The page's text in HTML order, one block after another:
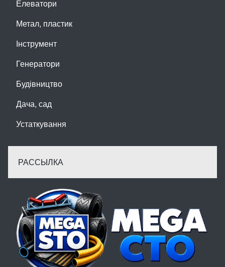
Елеватори
Метал, пластик
Інструмент
Генератори
Будівництво
Дача, сад
Устаткування
РАССЫЛКА